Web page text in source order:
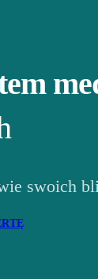
swoich